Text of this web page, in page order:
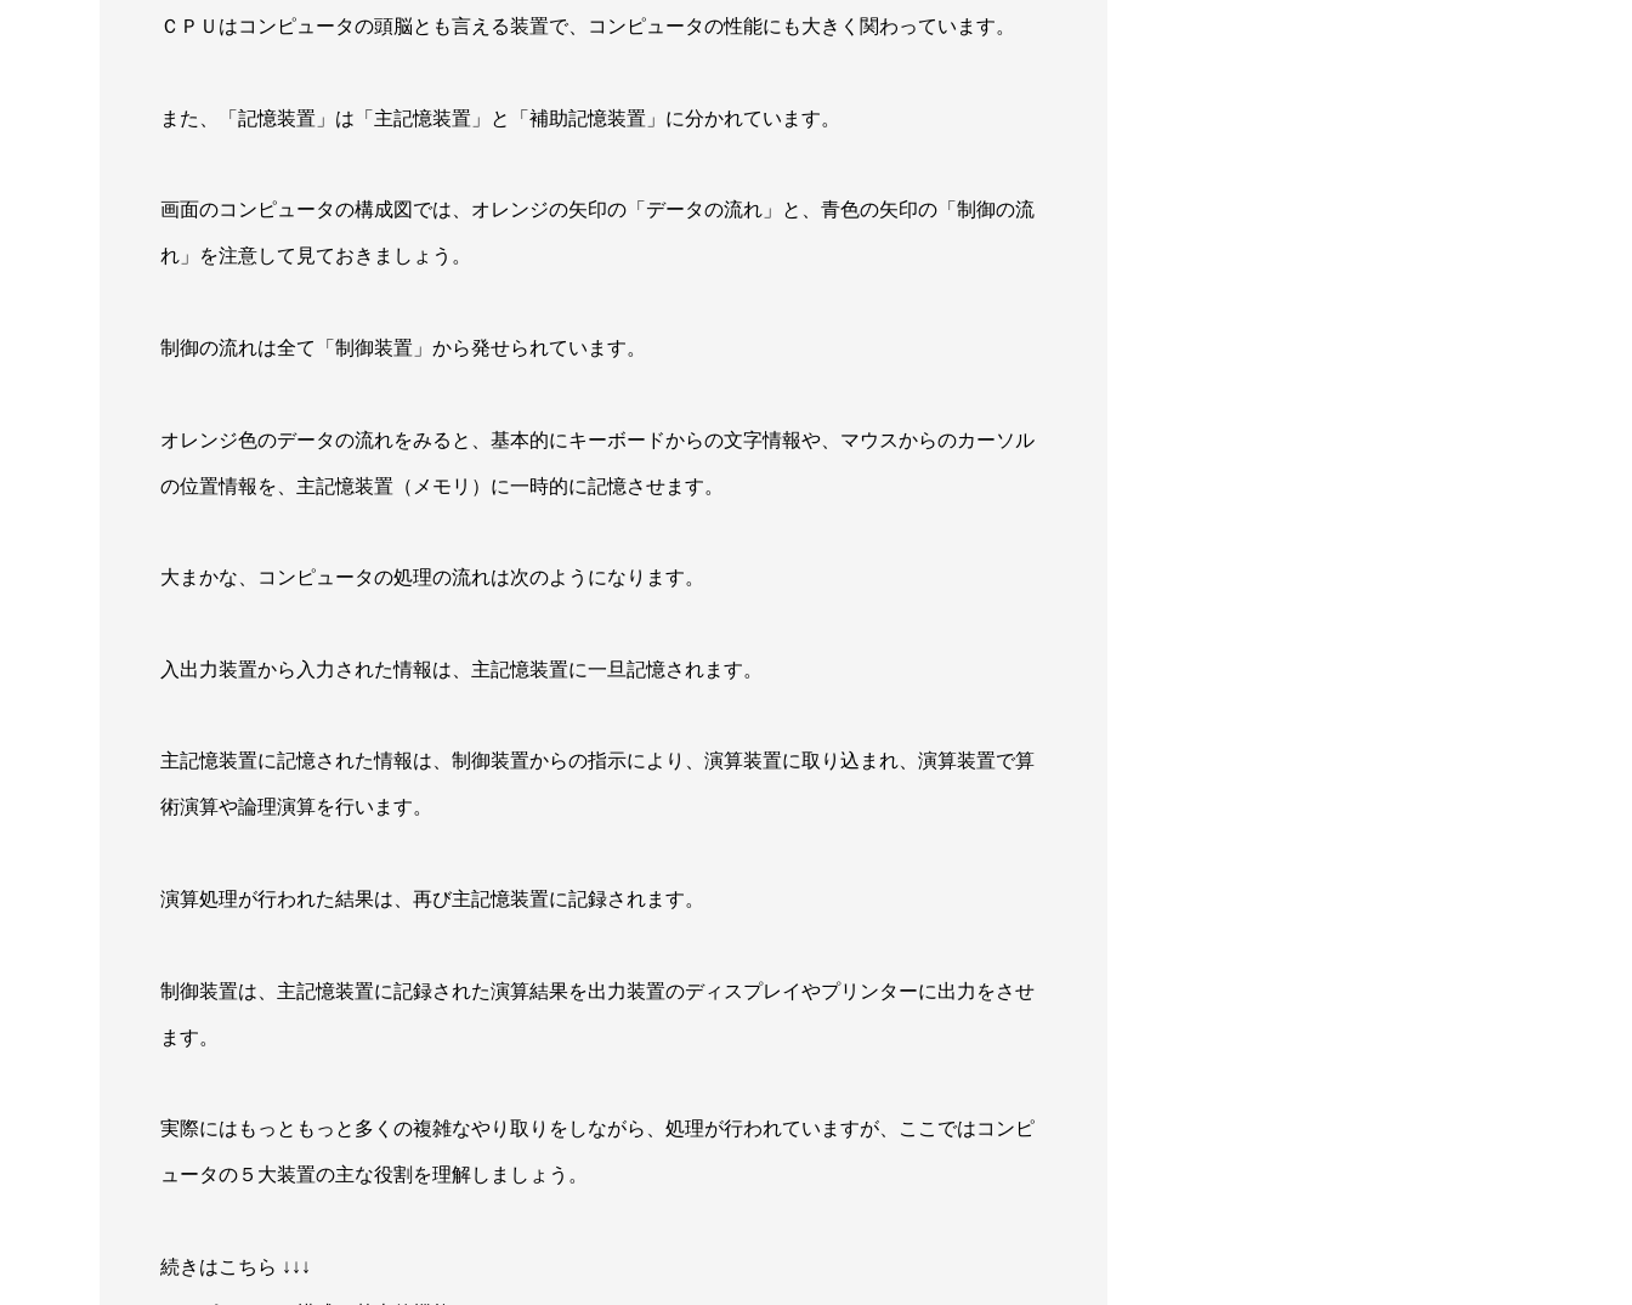
ＣＰＵはコンピュータの頭脳とも言える装置で、コンピュータの性能にも大きく関わっています。
また、「記憶装置」は「主記憶装置」と「補助記憶装置」に分かれています。
画面のコンピュータの構成図では、オレンジの矢印の「データの流れ」と、青色の矢印の「制御の流
れ」を注意して見ておきましょう。
制御の流れは全て「制御装置」から発せられています。
オレンジ色のデータの流れをみると、基本的にキーボードからの文字情報や、マウスからのカーソル
の位置情報を、主記憶装置（メモリ）に一時的に記憶させます。
大まかな、コンピュータの処理の流れは次のようになります。
入出力装置から入力された情報は、主記憶装置に一旦記憶されます。
主記憶装置に記憶された情報は、制御装置からの指示により、演算装置に取り込まれ、演算装置で算
術演算や論理演算を行います。
演算処理が行われた結果は、再び主記憶装置に記録されます。
制御装置は、主記憶装置に記録された演算結果を出力装置のディスプレイやプリンターに出力をさせ
ます。
実際にはもっともっと多くの複雑なやり取りをしながら、処理が行われていますが、ここではコンピ
ュータの５大装置の主な役割を理解しましょう。
続きはこちら ↓↓↓